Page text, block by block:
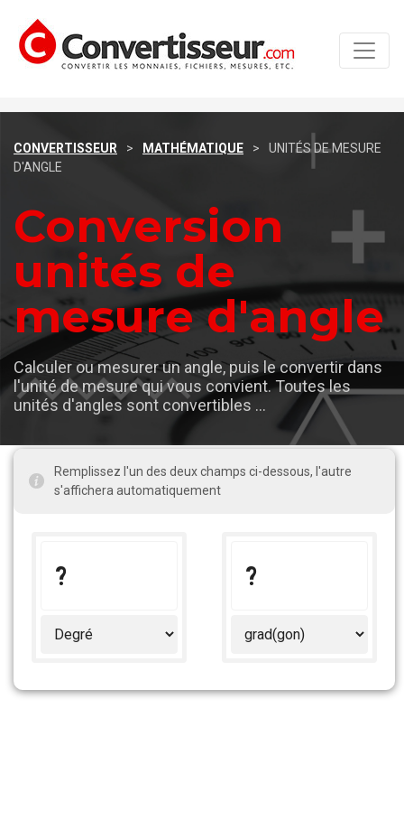
CONVERTISSEUR > MATHÉMATIQUE >
UNITÉS DE MESURE
D'ANGLE
Conversion
unités de
mesure d'angle
Calculer ou mesurer un angle, puis le convertir dans
l'unité de mesure qui vous convient. Toutes les
unités d'angles sont convertibles ...
Remplissez l'un des deux champs ci-dessous, l'autre
s'affichera automatiquement